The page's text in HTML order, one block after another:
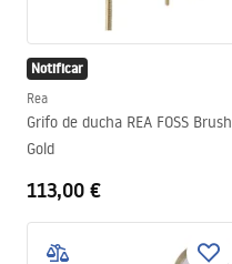
Notificar
Rea
Grifo de ducha REA FOSS Brush
Gold
113,00 €